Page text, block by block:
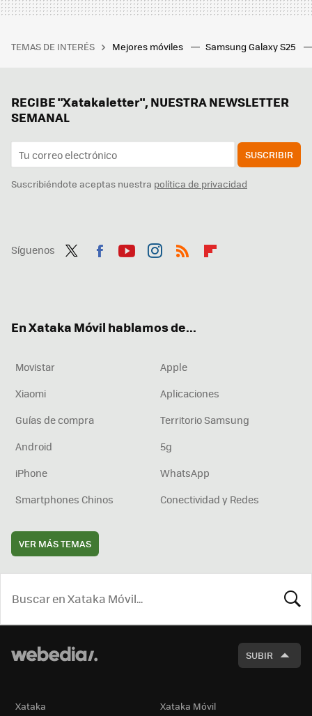
TEMAS DE INTERÉS Mejores móviles Samsung Galaxy S25
RECIBE "Xatakaletter", NUESTRA NEWSLETTER
SEMANAL
SUSCRIBIR
Suscribiéndote aceptas nuestra política de privacidad
Síguenos
En Xataka Móvil hablamos de...
Movistar
Apple
Xiaomi
Aplicaciones
Guías de compra
Territorio Samsung
Android
5g
iPhone
WhatsApp
Smartphones Chinos
Conectividad y Redes
VER MÁS TEMAS
SUBIR
Xataka Xataka Móvil